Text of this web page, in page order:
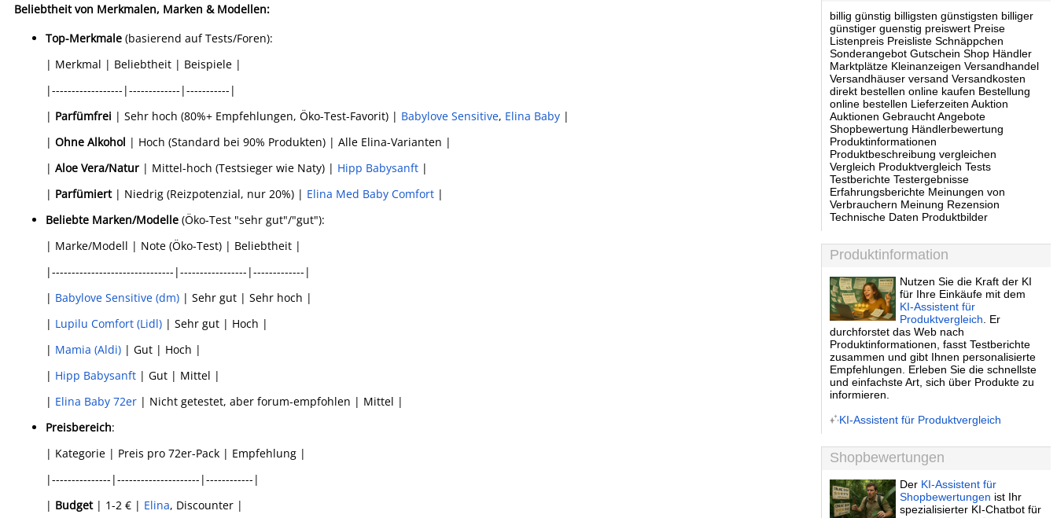
Beliebtheit von Merkmalen, Marken & Modellen:
Top-Merkmale (basierend auf Tests/Foren):
| Merkmal | Beliebtheit | Beispiele |
|------------------|-------------|-----------|
| Parfümfrei | Sehr hoch (80%+ Empfehlungen, Öko-Test-Favorit) | Babylove Sensitive, Elina Baby |
| Ohne Alkohol | Hoch (Standard bei 90% Produkten) | Alle Elina-Varianten |
| Aloe Vera/Natur | Mittel-hoch (Testsieger wie Naty) | Hipp Babysanft |
| Parfümiert| Niedrig (Reizpotenzial, nur 20%) | Elina Med Baby Comfort |
Beliebte Marken/Modelle (Öko-Test "sehr gut"/"gut"):
| Marke/Modell | Note (Öko-Test) | Beliebtheit |
|-------------------------------|-----------------|-------------|
| Babylove Sensitive (dm) | Sehr gut | Sehr hoch |
| Lupilu Comfort (Lidl) | Sehr gut | Hoch |
| Mamia (Aldi) | Gut | Hoch |
| Hipp Babysanft | Gut | Mittel |
| Elina Baby 72er | Nicht getestet, aber forum-empfohlen | Mittel |
Preisbereich:
| Kategorie | Preis pro 72er-Pack | Empfehlung |
|---------------|---------------------|------------|
| Budget| 1-2 € | Elina, Discounter |
billig günstig billigsten günstigsten billiger
günstiger guenstig preiswert Preise
Listenpreis Preisliste Schnäppchen
Sonderangebot Gutschein Shop Händler
Marktplätze Kleinanzeigen Versandhandel
Versandhäuser versand Versandkosten
direkt bestellen online kaufen Bestellung
online bestellen Lieferzeiten Auktion
Auktionen Gebraucht Angebote
Shopbewertung Händlerbewertung
Produktinformationen
Produktbeschreibung vergleichen
Vergleich Produktvergleich Tests
Testberichte Testergebnisse
Erfahrungsberichte Meinungen von
Verbrauchern Meinung Rezension
Technische Daten Produktbilder
Produktinformation
Nutzen Sie die Kraft der KI
für Ihre Einkäufe mit dem
KI-Assistent für
Produktvergleich . Er
durchforstet das Web nach
Produktinformationen, fasst Testberichte
zusammen und gibt Ihnen personalisierte
Empfehlungen. Erleben Sie die schnellste
und einfachste Art, sich über Produkte zu
informieren.
KI-Assistent für Produktvergleich
Shopbewertungen
Der KI-Assistent für
Shopbewertungen ist Ihr
spezialisierter KI-Chatbot für